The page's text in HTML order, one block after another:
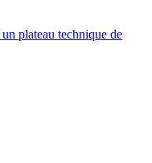
plateau technique de